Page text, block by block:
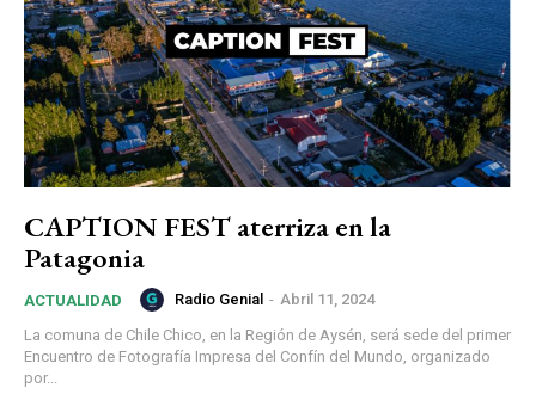
CAPTION FEST aterriza en la
Patagonia
ACTUALIDAD Radio Genial - Abril 11, 2024
La comuna de Chile Chico, en la Región de Aysén, será sede del primer
Encuentro de Fotografía Impresa del Confín del Mundo, organizado
por...